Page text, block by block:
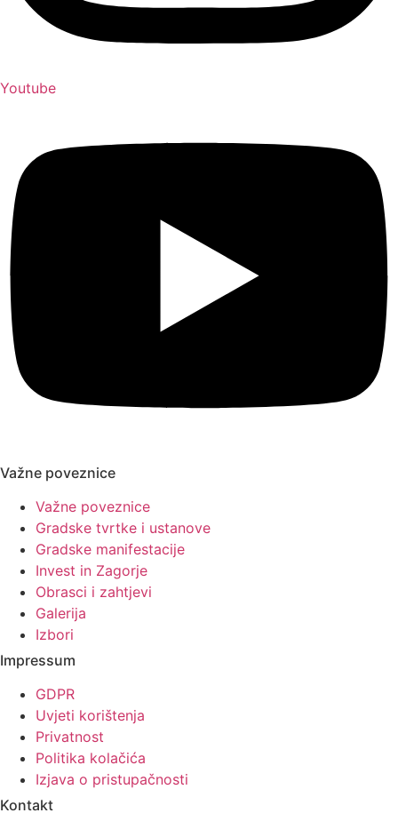
Youtube
Važne poveznice
Važne poveznice
Gradske tvrtke i ustanove
Gradske manifestacije
Invest in Zagorje
Obrasci i zahtjevi
Galerija
Izbori
Impressum
GDPR
Uvjeti korištenja
Privatnost
Politika kolačića
Izjava o pristupačnosti
Kontakt